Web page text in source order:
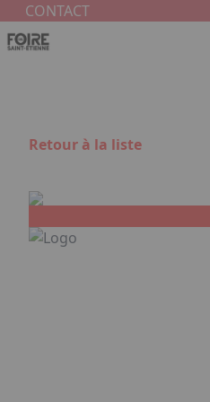
Aller au contenu principal
CONTACT
Retour à la liste
Panneau de gestion des cookies